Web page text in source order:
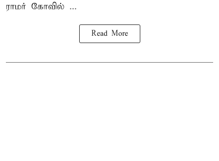
ராமர் கோவில் ...
Read More